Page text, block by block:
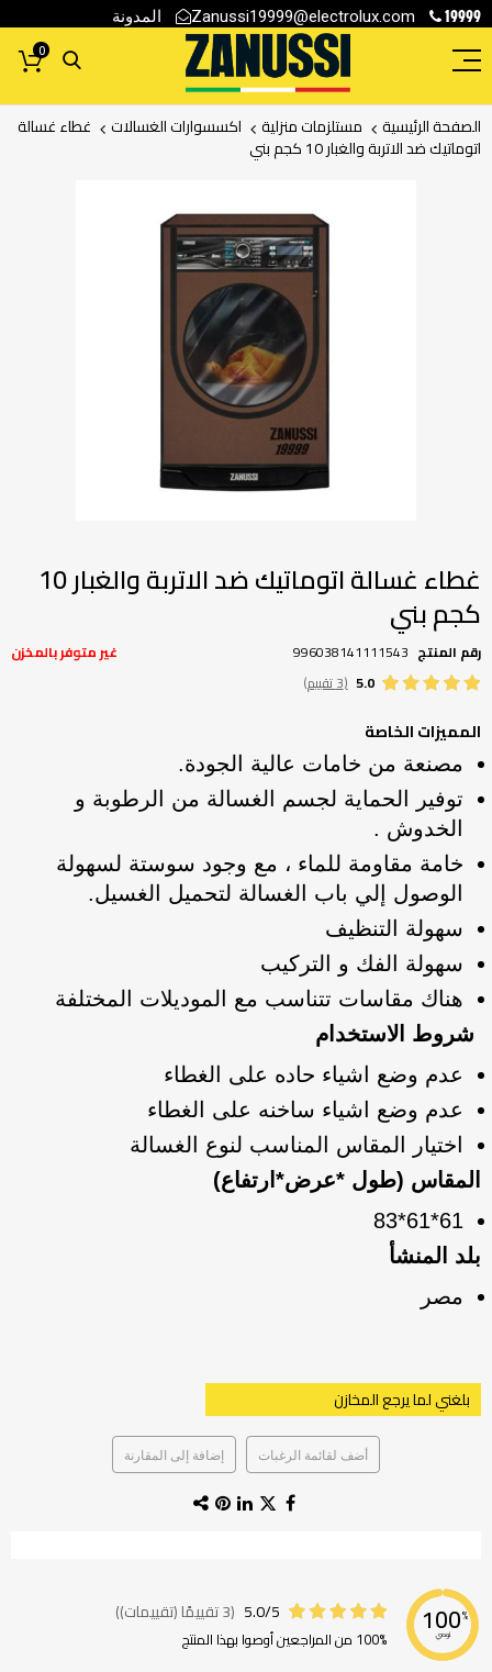
19999
Zanussi19999@electrolux.com المدونة
0
الصفحة الرئيسية مستلزمات منزلية اكسسوارات الغسالات غطاء غسالة
اتوماتيك ضد الاتربة والغبار 10 كجم بني
بداية
معرض
الصور
غطاء غسالة اتوماتيك ضد الاتربة والغبار 10
كجم بني
غير متوفر بالمخزن رقم المنتج 996038141111543
5.0 (3 تقييم)
المميزات الخاصة
مصنعة من خامات عالية الجودة.
توفير الحماية لجسم الغسالة من الرطوبة و
الخدوش .
خامة مقاومة للماء ، مع وجود سوستة لسهولة
الوصول إلي باب الغسالة لتحميل الغسيل.
سهولة التنظيف
سهولة الفك و التركيب
هناك مقاسات تتناسب مع الموديلات المختلفة
شروط الاستخدام
عدم وضع اشياء حاده على الغطاء
عدم وضع اشياء ساخنه على الغطاء
اختيار المقاس المناسب لنوع الغسالة
المقاس (طول *عرض*ارتفاع)
61*61*83
بلد المنشأ
مصر
بلغني لما يرجع المخازن
أضف لقائمة الرغبات إضافة إلى المقارنة
100%
نوصي
5.0/5 (3 تقييمًا (تقييمات))
100% من المراجعين أوصوا بهذا المنتج